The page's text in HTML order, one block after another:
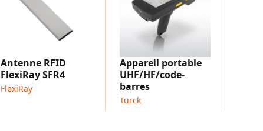
Antenne RFID
FlexiRay SFR4
FlexiRay
Appareil portable
UHF/HF/code-
barres
Turck